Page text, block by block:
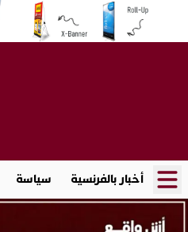
أخبار بالفرنسية سياسة